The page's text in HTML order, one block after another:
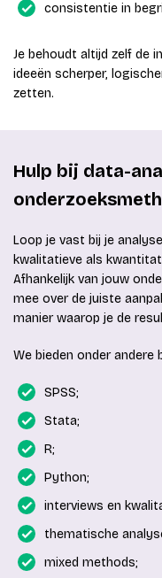
consistentie in
Je behoudt altijd zelf de
ideeën scherper,
zetten.
Hulp bij data-
Loop je vast bij je
kwalitatieve als
Afhankelijk van jouw
mee over de juiste
manier waarop je de
We bieden onder andere
SPSS;
Stata;
R;
Python;
interviews en
thematische
mixed methods;